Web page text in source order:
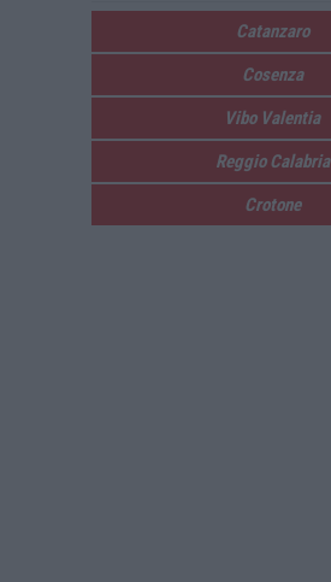
Catanzaro
Cosenza
Vibo Valentia
Reggio Calabria
Crotone